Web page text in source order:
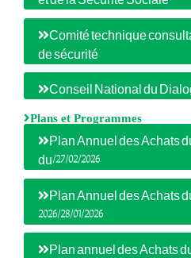
Comité technique
de sécurité
Conseil National du
Plans et Programmes
Plan Annuel des Achats
du/27/02/2026
Plan Annuel des Achats
2026/28/01/2026
Plan annuel des Achats